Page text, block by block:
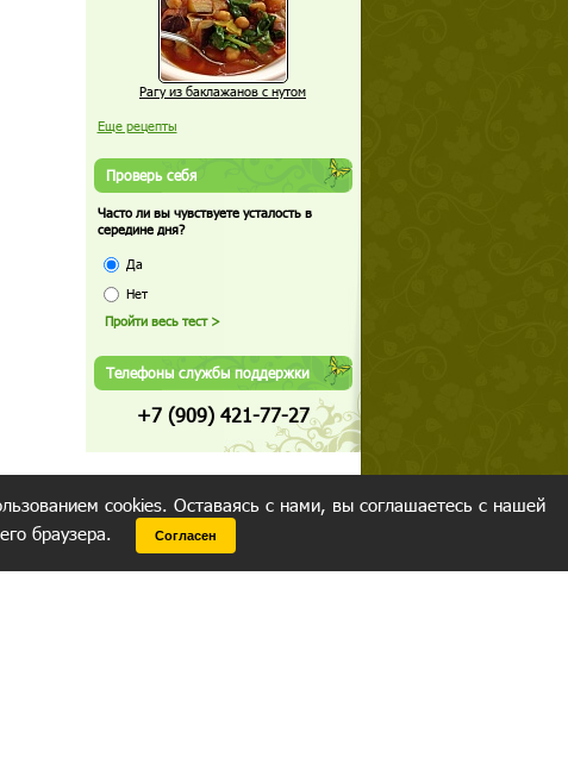
Рагу из баклажанов с нутом
Еще рецепты
Проверь себя
Часто ли вы чувствуете усталость в
середине дня?
Да
Нет
Телефоны службы поддержки
+7 (909) 421-77-27
cookies. Оставаясь с нами, вы соглашаетесь с нашей
браузера. Согласен